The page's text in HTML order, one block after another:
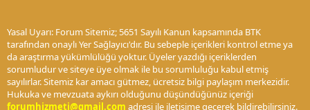
Yasal Uyarı: Forum Sitemiz; 5651 Sayılı Kanun kapsamında BTK
tarafından onaylı Yer Sağlayıcı'dır. Bu sebeple içerikleri kontrol etme ya
da araştırma yükümlülüğü yoktur. Üyeler yazdığı içeriklerden
sorumludur ve siteye üye olmak ile bu sorumluluğu kabul etmiş
sayılırlar. Sitemiz kar amacı gütmez, ücretsiz bilgi paylaşım merkezidir.
Hukuka ve mevzuata aykırı olduğunu düşündüğünüz içeriği
forumhizmeti@gmail.com adresi ile iletişime geçerek bildirebilirsiniz.